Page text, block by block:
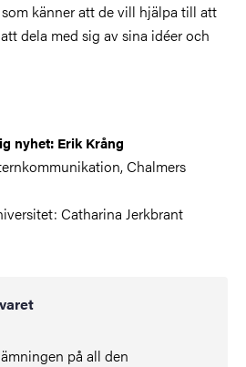
känner att de vill hjälpa till att
dela med sig av sina idéer och
nyhet: Erik Krång
Chalmers
Catharina Jerkbrant
på all den